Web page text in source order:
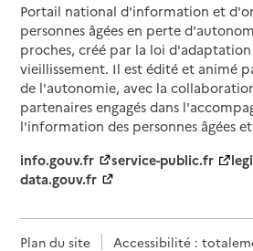
Portail national d'information et
personnes âgées en perte
proches, créé par la loi d'adaptation
vieillissement. Il est édité et animé
de l'autonomie, avec la
partenaires engagés dans
l'information des personnes âgées
info.gouv.fr
service-public.fr
data.gouv.fr
Plan du site
Accessibilité :